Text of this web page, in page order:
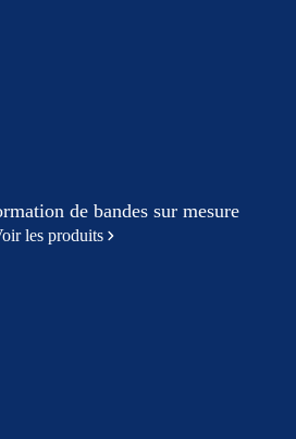
de bandes sur mesure
les produits